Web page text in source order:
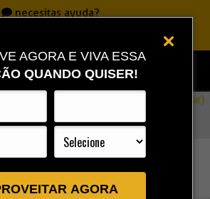
AGORA E VIVA ESSA
QUANDO QUISER!
AGORA
necesitas ayuda?
Aeropuerto/ Hotel en São Luís (regular)